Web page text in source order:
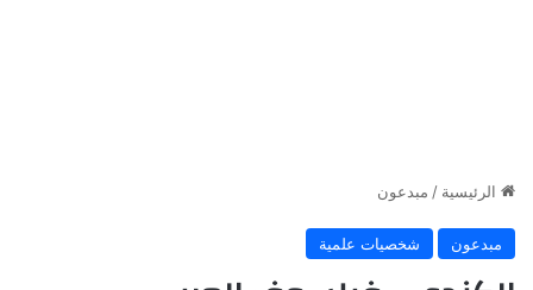
الرئيسية / مبدعون
مبدعون شخصيات علمية